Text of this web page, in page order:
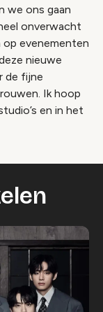
we ons gaan
onverwacht
op evenementen
nieuwe
de fijne
Ik hoop
en in het